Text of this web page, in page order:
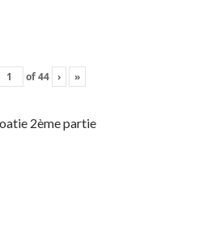
of44 › »
2ème partie